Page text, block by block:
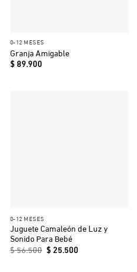
0-12 MESES
Granja Amigable
$89.900
0-12 MESES
Juguete Camaleón de Luz y
Sonido Para Bebé
$56.500 El
precio
$25.500El
precio